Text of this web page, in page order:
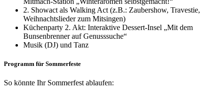
2. Showact als Walking Act (z.B.: Zaubershow, Travestie,
Weihnachtslieder zum Mitsingen)
Küchenparty 2. Akt: Interaktive Dessert-Insel „Mit dem
Bunsenbrenner auf Genusssuche“
Musik (DJ) und Tanz
Programm für Sommerfeste
So könnte Ihr Sommerfest ablaufen: